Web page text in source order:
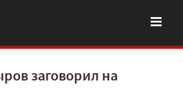
заговорил на